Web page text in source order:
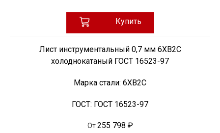
Купить
Лист инструментальный 0,7 мм 6ХВ2С
холоднокатаный ГОСТ 16523-97
Марка стали: 6ХВ2С
ГОСТ: ГОСТ 16523-97
От 255 798 ₽